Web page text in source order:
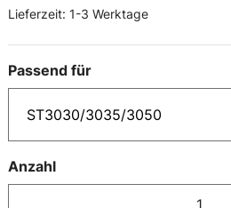
Lieferzeit: 1-3 Werktage
Passend für
Anzahl